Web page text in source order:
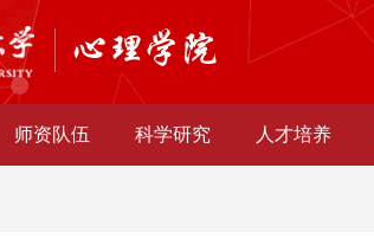
师资队伍 科学研究 人才培养